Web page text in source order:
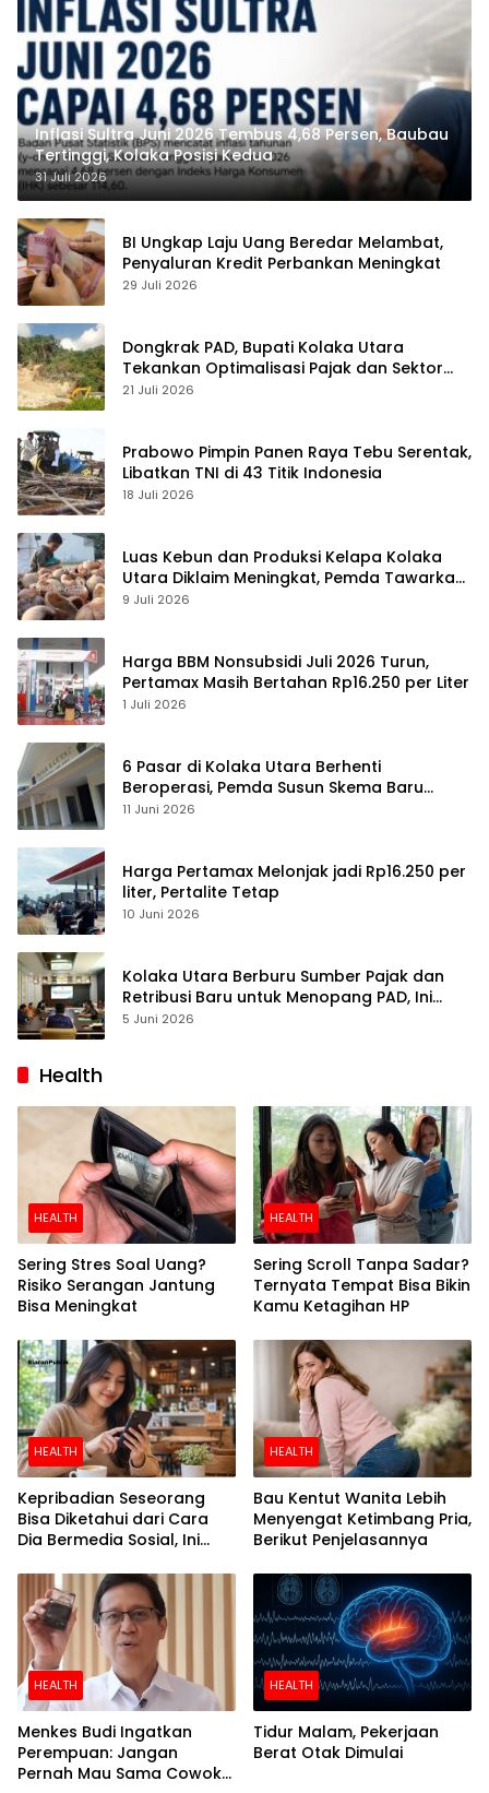
Inflasi Sultra Juni 2026 Tembus 4,68 Persen, Baubau
Tertinggi, Kolaka Posisi Kedua
31 Juli 2026
BI Ungkap Laju Uang Beredar Melambat,
Penyaluran Kredit Perbankan Meningkat
29 Juli 2026
Dongkrak PAD, Bupati Kolaka Utara
Tekankan Optimalisasi Pajak dan Sektor
Tambang
21 Juli 2026
Prabowo Pimpin Panen Raya Tebu Serentak,
Libatkan TNI di 43 Titik Indonesia
18 Juli 2026
Luas Kebun dan Produksi Kelapa Kolaka
Utara Diklaim Meningkat, Pemda Tawarkan
Peluang Investasi
9 Juli 2026
Harga BBM Nonsubsidi Juli 2026 Turun,
Pertamax Masih Bertahan Rp16.250 per Liter
1 Juli 2026
6 Pasar di Kolaka Utara Berhenti
Beroperasi, Pemda Susun Skema Baru
Pulihkan Perdagangan
11 Juni 2026
Harga Pertamax Melonjak jadi Rp16.250 per
liter, Pertalite Tetap
10 Juni 2026
Kolaka Utara Berburu Sumber Pajak dan
Retribusi Baru untuk Menopang PAD, Ini
Daftarnya
5 Juni 2026
Health
HEALTH
Sering Stres Soal Uang?
Risiko Serangan Jantung
Bisa Meningkat
HEALTH
Sering Scroll Tanpa Sadar?
Ternyata Tempat Bisa Bikin
Kamu Ketagihan HP
HEALTH
Kepribadian Seseorang
Bisa Diketahui dari Cara
Dia Bermedia Sosial, Ini
HEALTH
Bau Kentut Wanita Lebih
Menyengat Ketimbang Pria,
Berikut Penjelasannya
HEALTH
Menkes Budi Ingatkan
Perempuan: Jangan
Pernah Mau Sama Cowok
HEALTH
Tidur Malam, Pekerjaan
Berat Otak Dimulai